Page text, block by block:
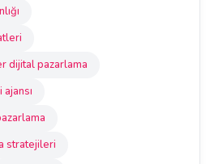
dijital pazarlama
stratejileri